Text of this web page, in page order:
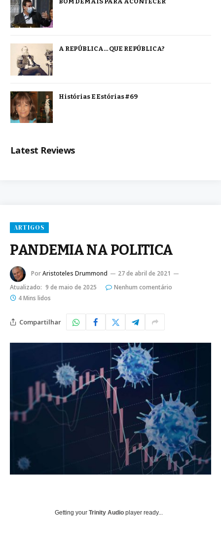
A REPÚBLICA… QUE REPÚBLICA?
Histórias E Estórias #69
Latest Reviews
ARTIGOS
PANDEMIA NA POLITICA
PorAristoteles Drummond
27 de abril de 2021
Atualizado: 9 de maio de 2025
Nenhum comentário
4 Mins lidos
Compartilhar
Getting your Trinity Audio player ready...